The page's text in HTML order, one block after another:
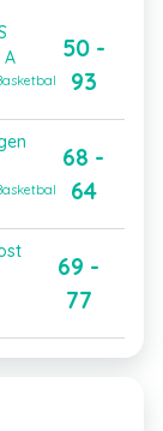
A
50 -
93
68 -
64
69 -
77